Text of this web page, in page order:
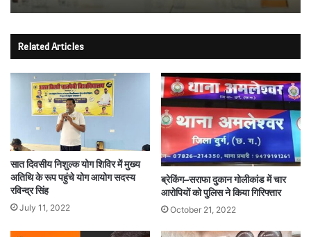
Related Articles
सात दिवसीय निशुल्क योग शिविर में मुख्य
अतिथि के रूप पहुंचे योग आयोग सदस्य
रविन्द्र सिंह
July 11, 2022
ब्रेकिंग–सराफा दुकान गोलीकांड में चार
आरोपियों को पुलिस ने किया गिरिफ्तार
October 21, 2022